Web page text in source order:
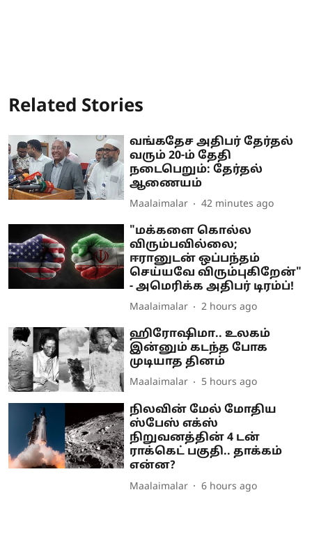
Related Stories
வங்கதேச அதிபர் தேர்தல்
வரும் 20-ம் தேதி
நடைபெறும்: தேர்தல்
ஆணையம்
Maalaimalar 42 minutes ago
"மக்களை கொல்ல
விரும்பவில்லை;
ஈரானுடன் ஒப்பந்தம்
செய்யவே விரும்புகிறேன்"
- அமெரிக்க அதிபர் டிரம்ப்!
Maalaimalar 2 hours ago
ஹிரோஷிமா.. உலகம்
இன்னும் கடந்த போக
முடியாத தினம்
Maalaimalar 5 hours ago
நிலவின் மேல் மோதிய
ஸ்பேஸ் எக்ஸ்
நிறுவனத்தின் 4 டன்
ராக்கெட் பகுதி.. தாக்கம்
என்ன?
Maalaimalar 6 hours ago